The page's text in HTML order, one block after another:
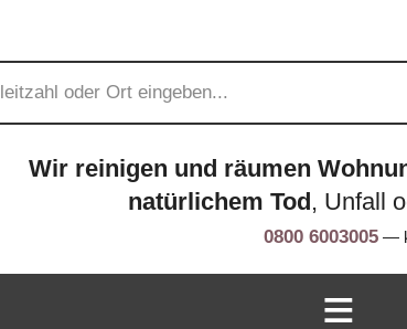
Wir reinigen und räumen
natürlichem Tod, Unfall
0800 6003005 —